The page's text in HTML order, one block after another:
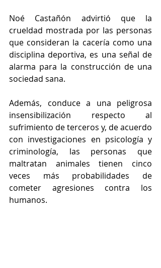
Noé Castañón advirtió que la
crueldad mostrada por las personas
que consideran la cacería como una
disciplina deportiva, es una señal de
alarma para la construcción de una
sociedad sana.
Además, conduce a una peligrosa
insensibilización respecto al
sufrimiento de terceros y, de acuerdo
con investigaciones en psicología y
criminología, las personas que
maltratan animales tienen cinco
veces más probabilidades de
cometer agresiones contra los
humanos.